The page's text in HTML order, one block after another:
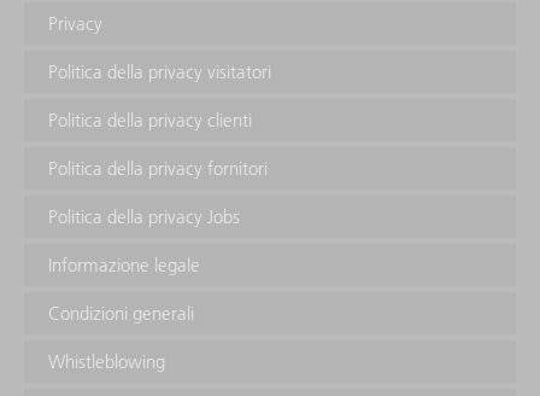
Privacy
Politica della privacy visitatori
Politica della privacy clienti
Politica della privacy fornitori
Politica della privacy Jobs
Informazione legale
Condizioni generali
Whistleblowing